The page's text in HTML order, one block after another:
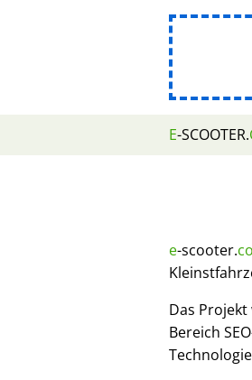
E-SCOOTER.
e-scooter.co
Das
Bereich